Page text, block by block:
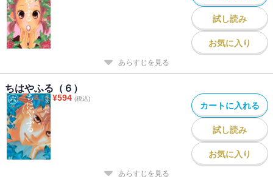
試し読み
お気に入り
あらすじを見る
ちはやふる（６）
¥594 (税込)
カートに入れる
試し読み
お気に入り
あらすじを見る